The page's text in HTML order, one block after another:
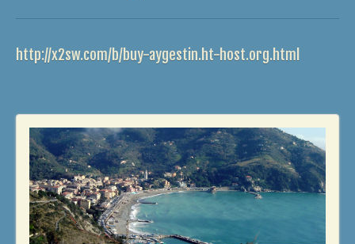
Ghttp://x2sw.com/b/buy-aygestin.ht-host.org.html